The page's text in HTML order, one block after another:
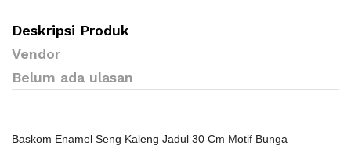
Deskripsi Produk
Vendor
Belum ada ulasan
Baskom Enamel Seng Kaleng Jadul 30 Cm Motif Bunga